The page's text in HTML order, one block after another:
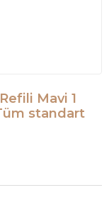
Mavi 1
standart